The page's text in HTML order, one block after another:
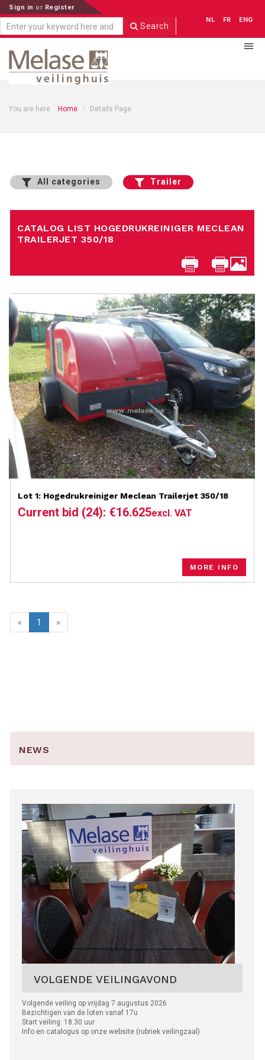
Sign in or Register
Search
NL FR ENG
You are here Home Details Page
All categories Trailer
CATALOG LIST HOGEDRUKREINIGER MECLEAN
TRAILERJET 350/18
Lot 1: Hogedrukreiniger Meclean Trailerjet 350/18
Current bid (24): €16.625excl. VAT
MORE INFO
« 1 »
NEWS
VOLGENDE VEILINGAVOND
Volgende veiling op vrijdag 7 augustus 2026
Bezichtigen van de loten vanaf 17u
Start veiling: 18.30 uur
Info en catalogus op onze website (rubriek veilingzaal)